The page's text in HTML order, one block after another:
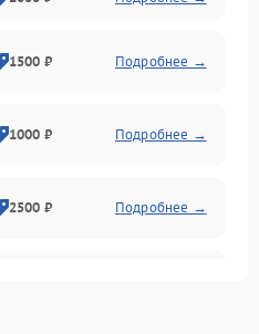
1500 ₽ Подробнее →
1000 ₽ Подробнее →
2500 ₽ Подробнее →